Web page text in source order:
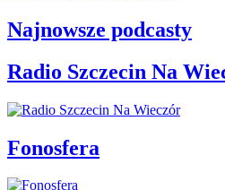
Najnowsze podcasty
Radio Szczecin Na
Fonosfera